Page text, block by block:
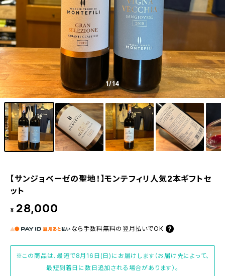
1/14
【サンジョベーゼの聖地！】モンテフィリ人気2本ギフトセ
ット
¥ 28,000
なら 手数料無料の 翌月払いでOK
※この商品は、最短で8月16日(日)にお届けします（お届け先によって、
最短到着日に数日追加される場合があります）。